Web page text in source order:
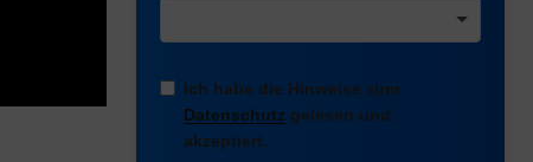
Ich habe die Hinweise zum
Datenschutz gelesen und
akzeptiert.